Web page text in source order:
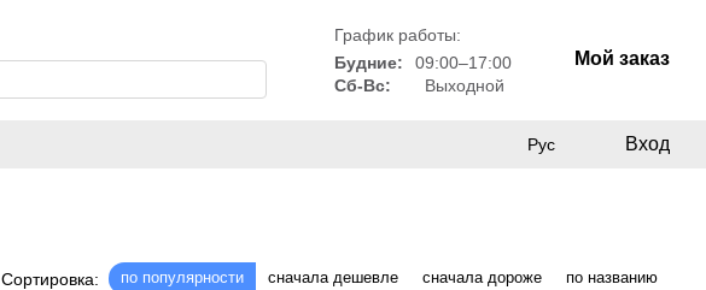
График работы:
Будние:
09:00–17:00
Сб-Вс:
Выходной
Мой заказ
Рус Вход
Сортировка: по популярности сначала дешевле сначала дороже по названию